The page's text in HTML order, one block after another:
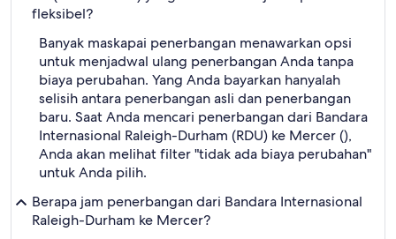
fleksibel?
Banyak maskapai penerbangan menawarkan opsi
untuk menjadwal ulang penerbangan Anda tanpa
biaya perubahan. Yang Anda bayarkan hanyalah
selisih antara penerbangan asli dan penerbangan
baru. Saat Anda mencari penerbangan dari Bandara
Internasional Raleigh-Durham (RDU) ke Mercer (),
Anda akan melihat filter "tidak ada biaya perubahan"
untuk Anda pilih.
Berapa jam penerbangan dari Bandara Internasional
Raleigh-Durham ke Mercer?